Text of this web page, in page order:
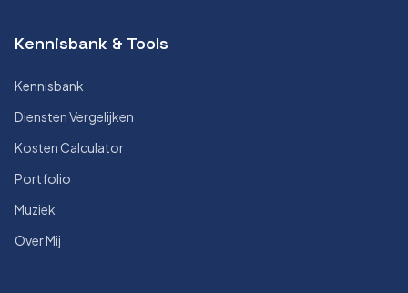
Kennisbank & Tools
Kennisbank
Diensten Vergelijken
Kosten Calculator
Portfolio
Muziek
Over Mij